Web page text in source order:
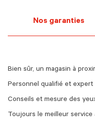
Nos garanties
Bien sûr, un magasin à
Personnel qualifié et expert
Conseils et mesure des
Toujours le meilleur service